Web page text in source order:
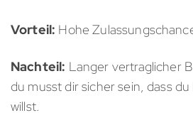
Vorteil: Hohe
Nachteil: Langer vertraglicher
du musst dir sicher sein, dass
willst.